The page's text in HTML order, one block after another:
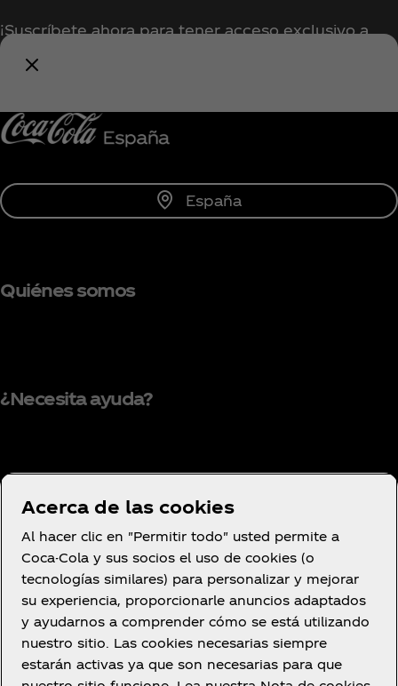
¡Suscríbete ahora para tener acceso exclusivo a
todo lo relacionado con Coca‑Cola!
España
Quiénes somos
¿Necesita ayuda?
Configuración de cookies
Aviso de cookies
Declaración de Accesibilidad
Acerca de las cookies
Al hacer clic en "Permitir todo" usted permite a
Coca-Cola y sus socios el uso de cookies (o
tecnologías similares) para personalizar y mejorar
su experiencia, proporcionarle anuncios adaptados
y ayudarnos a comprender cómo se está utilizando
nuestro sitio. Las cookies necesarias siempre
estarán activas ya que son necesarias para que